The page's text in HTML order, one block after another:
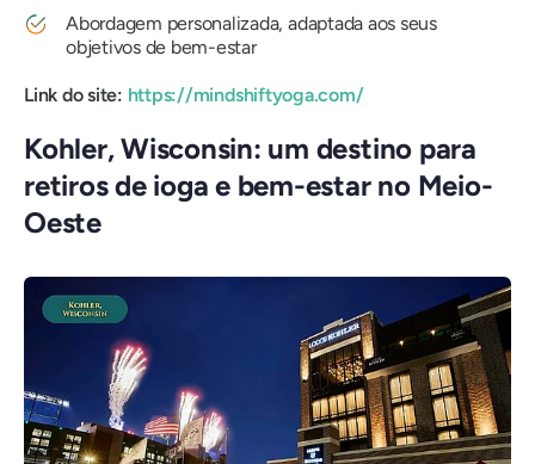
Abordagem personalizada, adaptada aos seus
objetivos de bem-estar
Link do site: https://mindshiftyoga.com/
Kohler, Wisconsin: um destino para
retiros de ioga e bem-estar no Meio-
Oeste